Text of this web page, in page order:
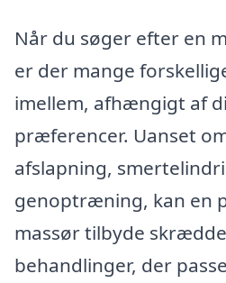
Når du søger efter en
er der mange
imellem, afhængigt af
præferencer. Uanset
afslapning,
genoptræning, kan en
massør tilbyde
behandlinger, der